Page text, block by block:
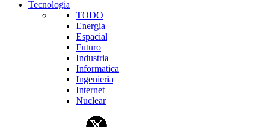
Tecnologia
TODO
Energia
Espacial
Futuro
Industria
Informatica
Ingenieria
Internet
Nuclear